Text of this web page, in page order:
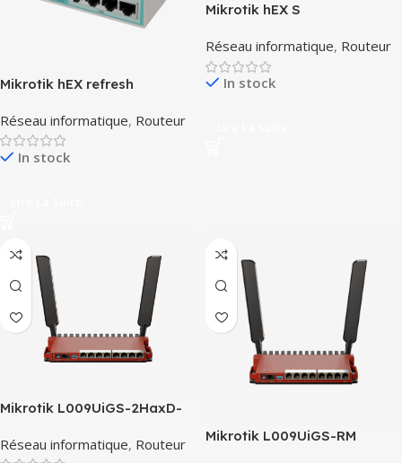
Mikrotik hEX refresh
Réseau informatique, Routeur
In stock
Mikrotik hEX S
Réseau informatique, Routeur
In stock
Mikrotik L009UiGS-2HaxD-
Réseau informatique, Routeur Mikrotik L009UiGS-RM